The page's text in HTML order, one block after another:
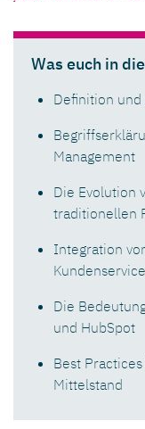
Was euch in
Definition und
Management
Die Evolution
traditionellen
Integration
Die
und HubSpot
Best
Mittelstand